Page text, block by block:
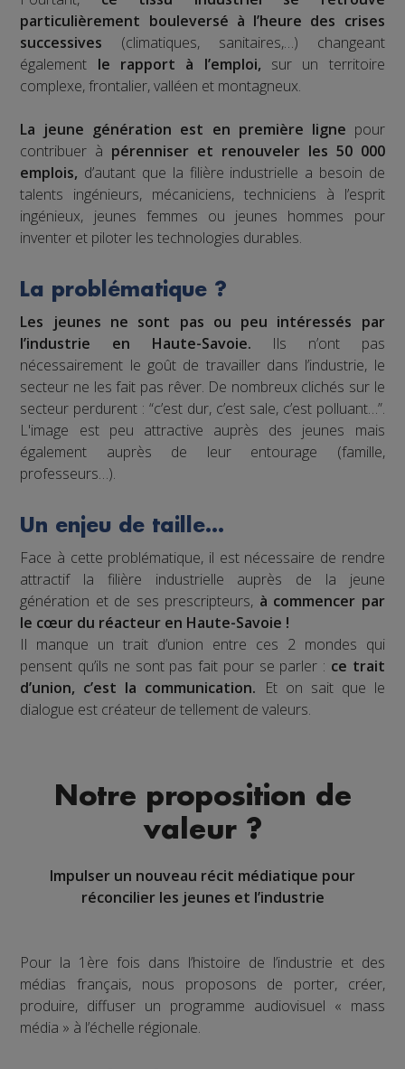
particulièrement bouleversé à l’heure des crises
successives (climatiques, sanitaires,…) changeant
également le rapport à l’emploi, sur un territoire
complexe, frontalier, valléen et montagneux.
La jeune génération est en première ligne pour
contribuer à pérenniser et renouveler les 50 000
emplois, d’autant que la filière industrielle a besoin de
talents ingénieurs, mécaniciens, techniciens à l’esprit
ingénieux, jeunes femmes ou jeunes hommes pour
inventer et piloter les technologies durables.
La problématique ?
Les jeunes ne sont pas ou peu intéressés par
l’industrie en Haute-Savoie. Ils n’ont pas
nécessairement le goût de travailler dans l’industrie, le
secteur ne les fait pas rêver. De nombreux clichés sur le
secteur perdurent : “c’est dur, c’est sale, c’est polluant…”.
L'image est peu attractive auprès des jeunes mais
également auprès de leur entourage (famille,
professeurs…).
Un enjeu de taille…
Face à cette problématique, il est nécessaire de rendre
attractif la filière industrielle auprès de la jeune
génération et de ses prescripteurs, à commencer par
le cœur du réacteur en Haute-Savoie !
Il manque un trait d’union entre ces 2 mondes qui
pensent qu’ils ne sont pas fait pour se parler : ce trait
d’union, c’est la communication. Et on sait que le
dialogue est créateur de tellement de valeurs.
Notre proposition de
valeur ?
Impulser un nouveau récit médiatique pour
réconcilier les jeunes et l’industrie
Pour la 1ère fois dans l’histoire de l’industrie et des
médias français, nous proposons de porter, créer,
produire, diffuser un programme audiovisuel « mass
média » à l’échelle régionale.